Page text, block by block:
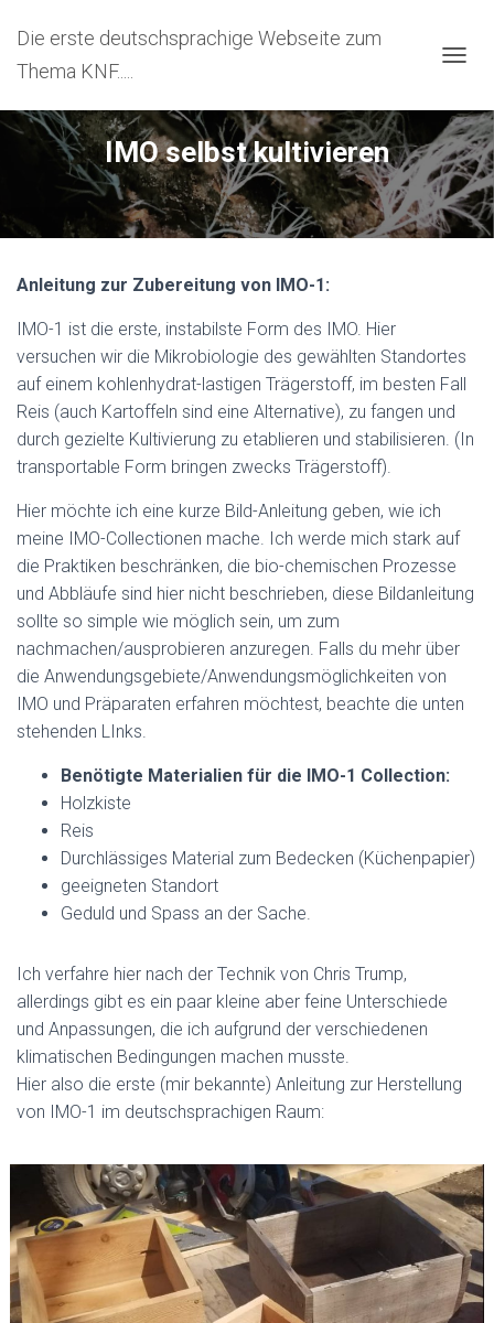
Die erste deutschsprachige Webseite zum
Thema KNF.....
V
I
G
A
T
I
O
H
A
L
T
E
IMO selbst kultivieren
Anleitung zur Zubereitung von IMO-1:
IMO-1 ist die erste, instabilste Form des IMO. Hier
versuchen wir die Mikrobiologie des gewählten Standortes
auf einem kohlenhydrat-lastigen Trägerstoff, im besten Fall
Reis (auch Kartoffeln sind eine Alternative), zu fangen und
durch gezielte Kultivierung zu etablieren und stabilisieren. (In
transportable Form bringen zwecks Trägerstoff).
Hier möchte ich eine kurze Bild-Anleitung geben, wie ich
meine IMO-Collectionen mache. Ich werde mich stark auf
die Praktiken beschränken, die bio-chemischen Prozesse
und Abbläufe sind hier nicht beschrieben, diese Bildanleitung
sollte so simple wie möglich sein, um zum
nachmachen/ausprobieren anzuregen. Falls du mehr über
die Anwendungsgebiete/Anwendungsmöglichkeiten von
IMO und Präparaten erfahren möchtest, beachte die unten
stehenden LInks.
Benötigte Materialien für die IMO-1 Collection:
Holzkiste
Reis
Durchlässiges Material zum Bedecken (Küchenpapier)
geeigneten Standort
Geduld und Spass an der Sache.
Ich verfahre hier nach der Technik von Chris Trump,
allerdings gibt es ein paar kleine aber feine Unterschiede
und Anpassungen, die ich aufgrund der verschiedenen
klimatischen Bedingungen machen musste.
Hier also die erste (mir bekannte) Anleitung zur Herstellung
von IMO-1 im deutschsprachigen Raum: